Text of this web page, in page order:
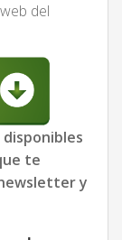
del
te
y